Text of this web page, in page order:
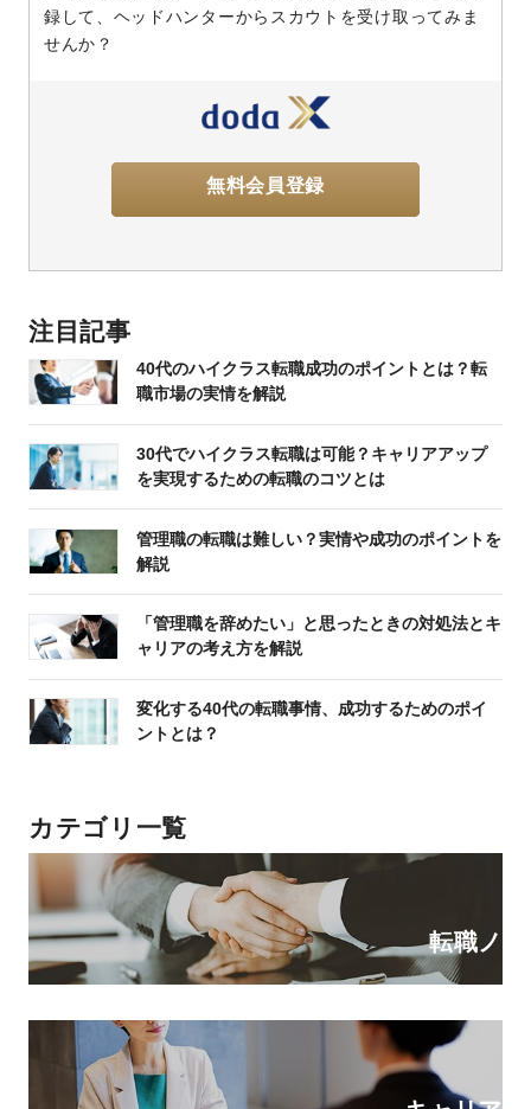
録して、 ヘッドハンターからスカウトを受け取ってみま
せんか？
無料会員登録
注目記事
40代のハイクラス転職成功のポイントとは？転
職市場の実情を解説
30代でハイクラス転職は可能？キャリアアップ
を実現するための転職のコツとは
管理職の転職は難しい？実情や成功のポイントを
解説
「管理職を辞めたい」と思ったときの対処法とキ
ャリアの考え方を解説
変化する40代の転職事情、成功するためのポイ
ントとは？
カテゴリ一覧
転職ノ